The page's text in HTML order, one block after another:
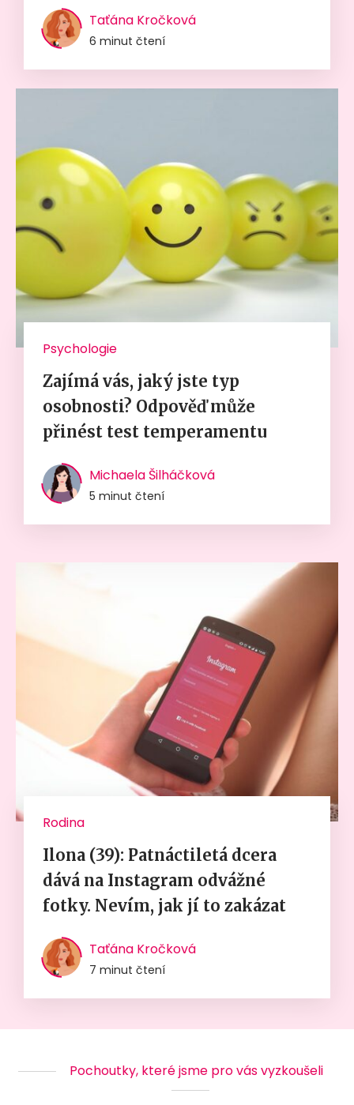
Taťána Kročková
6 minut čtení
Psychologie
Zajímá vás, jaký jste typ
osobnosti? Odpověď může
přinést test temperamentu
Michaela Šilháčková
5 minut čtení
Rodina
Ilona (39): Patnáctiletá dcera
dává na Instagram odvážné
fotky. Nevím, jak jí to zakázat
Taťána Kročková
7 minut čtení
Pochoutky, které jsme pro vás vyzkoušeli